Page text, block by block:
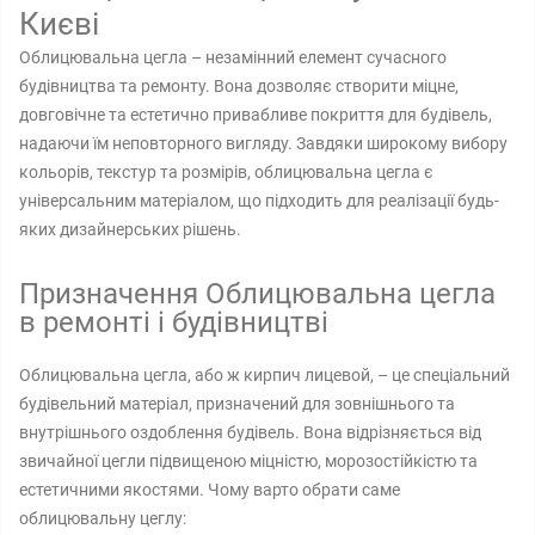
Києві
Облицювальна цегла – незамінний елемент сучасного
будівництва та ремонту. Вона дозволяє створити міцне,
довговічне та естетично привабливе покриття для будівель,
надаючи їм неповторного вигляду. Завдяки широкому вибору
кольорів, текстур та розмірів, облицювальна цегла є
універсальним матеріалом, що підходить для реалізації будь-
яких дизайнерських рішень.
Призначення Облицювальна цегла
в ремонті і будівництві
Облицювальна цегла, або ж кирпич лицевой, – це спеціальний
будівельний матеріал, призначений для зовнішнього та
внутрішнього оздоблення будівель. Вона відрізняється від
звичайної цегли підвищеною міцністю, морозостійкістю та
естетичними якостями. Чому варто обрати саме
облицювальну цеглу: